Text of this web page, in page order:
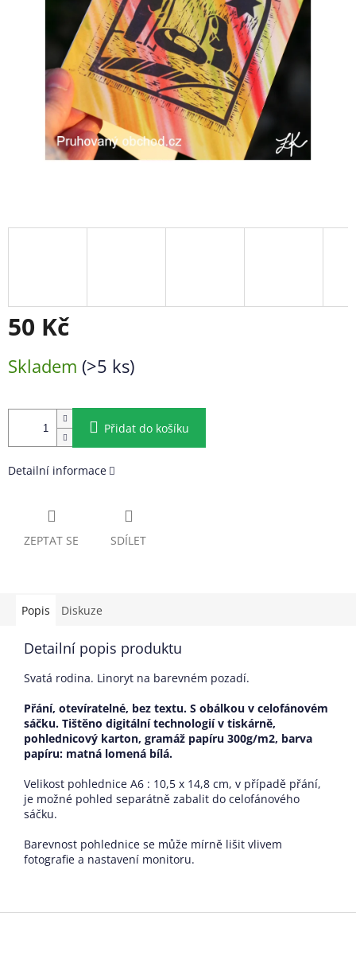
50 Kč
cena:
Skladem (>5 ks)
Přidat do košíku
Detailní informace
ZEPTAT SE SDÍLET
Popis Diskuze
Detailní popis produktu
Svatá rodina. Linoryt na barevném pozadí.
Přání, otevíratelné, bez textu. S obálkou v celofánovém
sáčku. Tištěno digitální technologií v tiskárně,
pohlednicový karton, gramáž papíru 300g/m2, barva
papíru: matná lomená bílá.
Velikost pohlednice A6 : 10,5 x 14,8 cm, v případě přání,
je možné pohled separátně zabalit do celofánového
sáčku.
Barevnost pohlednice se může mírně lišit vlivem
fotografie a nastavení monitoru.
Z